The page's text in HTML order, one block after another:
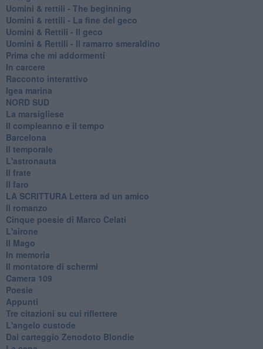
​Uomini & rettili - The beginning
​Uomini & rettili - La fine del geco
Uomini & Rettili - Il geco
Uomini & Rettili - Il ramarro smeraldino
Prima che mi addormenti
In carcere
Racconto interattivo
Igea marina
​NORD SUD
La marsigliese
Il compleanno e il tempo
Barcelona
Il temporale
L'astronauta
Il frate
Il faro
​LA SCRITTURA Lettera ad un amico
Il romanzo
Cinque poesie di Marco Celati
L'airone
Il Mago
In memoria
Il montatore di schermi
Camera 109
Poesie
Appunti
Tre citazioni su cui riflettere
L'angelo custode
Dal carteggio Zenodoto Blondie